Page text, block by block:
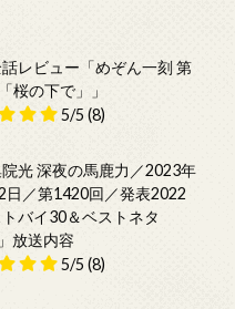
レビュー「めぞん一刻 第
桜の下で」」
5/5 (8)
院光 深夜の馬鹿力／2023年
日／第1420回／発表2022
バイ30＆ベストネタ
放送内容
5/5 (8)